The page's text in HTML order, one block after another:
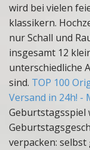
wird bei vielen
klassikern.
nur Schall und
insgesamt 12
unterschiedliche
sind. TOP 100
Versand in 24h! -
Geburtstagsspiel
verpacken: